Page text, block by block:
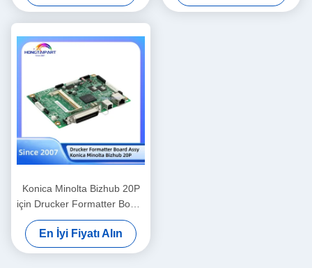
Konica Minolta Bizhub 20P
için Drucker Formatter Board
Assy A32PPP3G01
En İyi Fiyatı Alın